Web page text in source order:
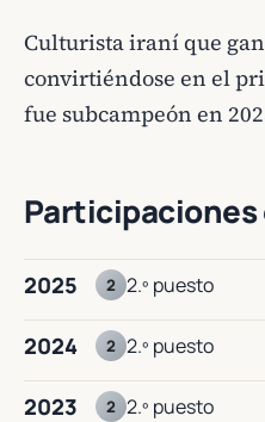
Culturista iraní que
convirtiéndose en el
fue subcampeón en
Participaciones
2025 2 2.º puesto
2024 2 2.º puesto
2023 2 2.º puesto